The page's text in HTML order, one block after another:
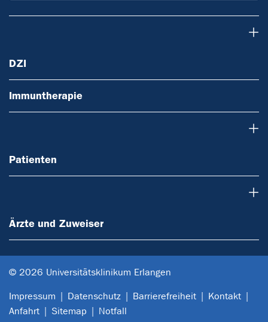
DZI
Immuntherapie
Patienten
Ärzte und Zuweiser
© 2026 Universitätsklinikum Erlangen
Impressum Datenschutz Barrierefreiheit
Kontakt
Anfahrt
Sitemap Notfall